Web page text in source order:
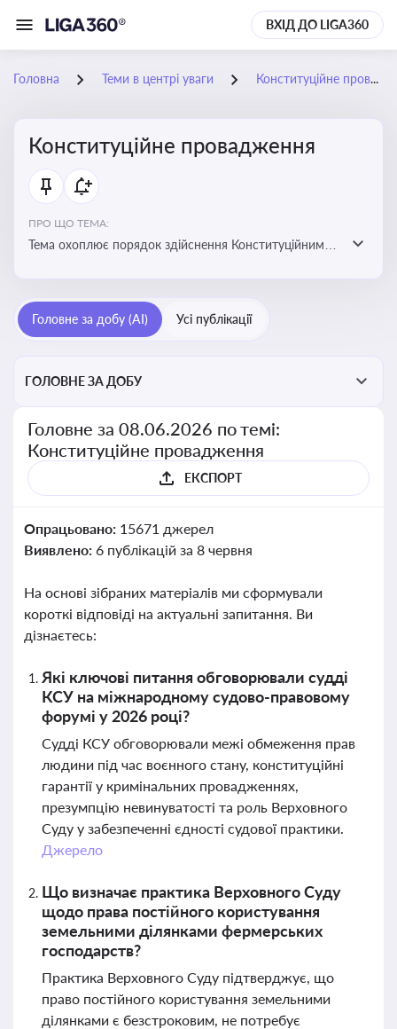
ВХІД ДО LIGA360
Головна Теми в центрі уваги Конституційне провадження
Конституційне провадження
ПРО ЩО ТЕМА:
Тема охоплює порядок здійснення Конституційним
Головне за добу (AI) Усі публікації
ГОЛОВНЕ ЗА ДОБУ
Головне за 08.06.2026 по темі:
Конституційне провадження
ЕКСПОРТ
Опрацьовано: 15671 джерел
Виявлено: 6 публікацій за 8 червня
На основі зібраних матеріалів ми сформували
короткі відповіді на актуальні запитання. Ви
дізнаєтесь:
Які ключові питання обговорювали судді
КСУ на міжнародному судово-правовому
форумі у 2026 році?
Судді КСУ обговорювали межі обмеження прав
людини під час воєнного стану, конституційні
гарантії у кримінальних провадженнях,
презумпцію невинуватості та роль Верховного
Суду у забезпеченні єдності судової практики.
Джерело
Що визначає практика Верховного Суду
щодо права постійного користування
земельними ділянками фермерських
господарств?
Практика Верховного Суду підтверджує, що
право постійного користування земельними
ділянками є безстроковим, не потребує